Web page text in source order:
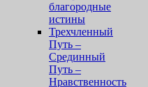
благородные
истины
Трехчленный
Путь –
Срединный
Путь –
Нравственность